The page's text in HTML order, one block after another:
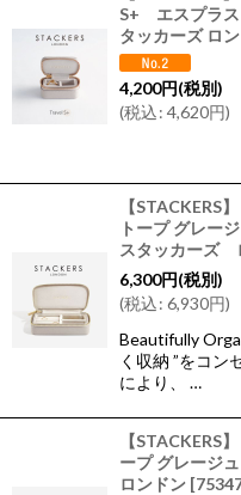
S+ エスプラ
タッカーズ ロ
4,200円(税別)
(税込: 4,620円)
【STACKERS
トープ グレー
スタッカーズ
6,300円(税別)
(税込: 6,930円)
Beautifully
く収納 ”をコン
により、 …
【STACKERS
ープ グレージ
ロンドン [